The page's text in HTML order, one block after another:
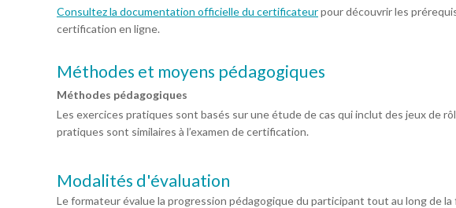
Consultez la documentation officielle du certificateurpour découvrir les
certification en ligne.
Méthodes et moyens pédagogiques
Méthodes pédagogiques
Les exercices pratiques sont basés sur une étude de cas qui inclut des jeux de
pratiques sont similaires à l’examen de certification.
Modalités d'évaluation
Le formateur évalue la progression pédagogique du participant tout au long de